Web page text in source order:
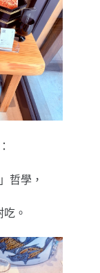
哲學，
。